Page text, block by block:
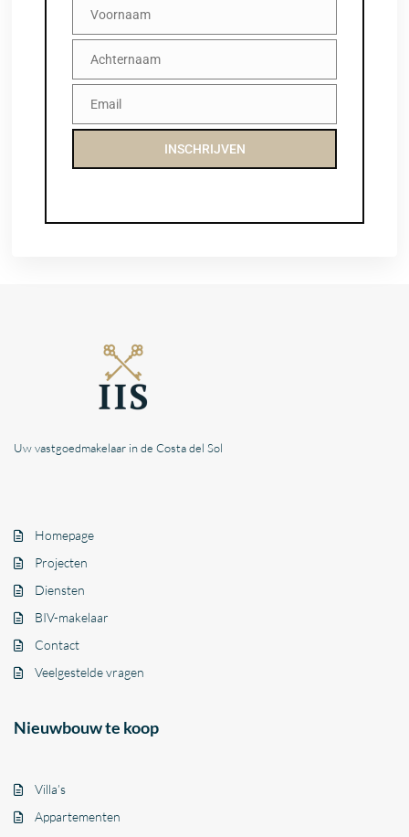
Voornaam
Voornaam
Achternaam
Achternaam
EmailEmail
INSCHRIJVEN
Uw vastgoedmakelaar in de Costa del Sol
Homepage
Projecten
Diensten
BIV-makelaar
Contact
Veelgestelde vragen
Nieuwbouw te koop
Villa’s
Appartementen